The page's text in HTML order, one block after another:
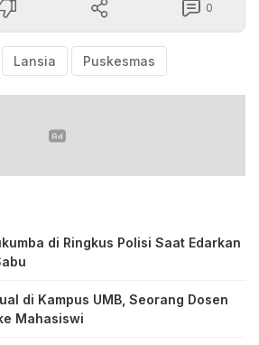
0
Lansia Puskesmas
di Ringkus Polisi Saat Edarkan
di Kampus UMB, Seorang Dosen
Mahasiswi